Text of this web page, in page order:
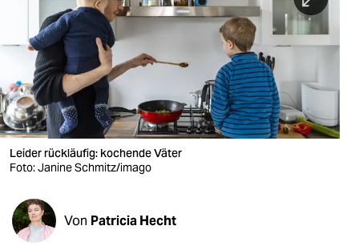
nord
wahrheit
verlag
verlag
veranstaltungen
shop
fragen & hilfe
Leider rückläufig: kochende Väter
Foto: Janine Schmitz/imago
Von Patricia Hecht